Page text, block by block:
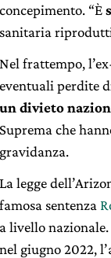
concepimento. “È
sanitaria
Nel frattempo,
eventuali perdite
un divieto
Suprema che
gravidanza.
La legge
famosa sentenza
a livello
nel giugno 2022,